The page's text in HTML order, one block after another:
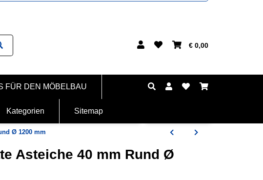
€ 0,00
FÜR DEN MÖBELBAU
Kategorien Sitemap
Ø 1200 mm
Asteiche 40 mm Rund Ø